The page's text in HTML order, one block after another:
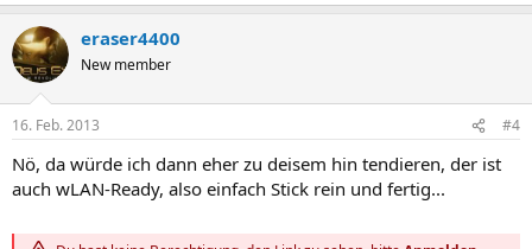
eraser4400
New member
16. Feb. 2013 #4
Nö, da würde ich dann eher zu deisem hin tendieren, der ist
auch wLAN-Ready, also einfach Stick rein und fertig...